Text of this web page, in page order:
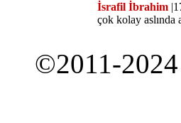
İsrafil İbrahim
çok kolay aslında
©2011-